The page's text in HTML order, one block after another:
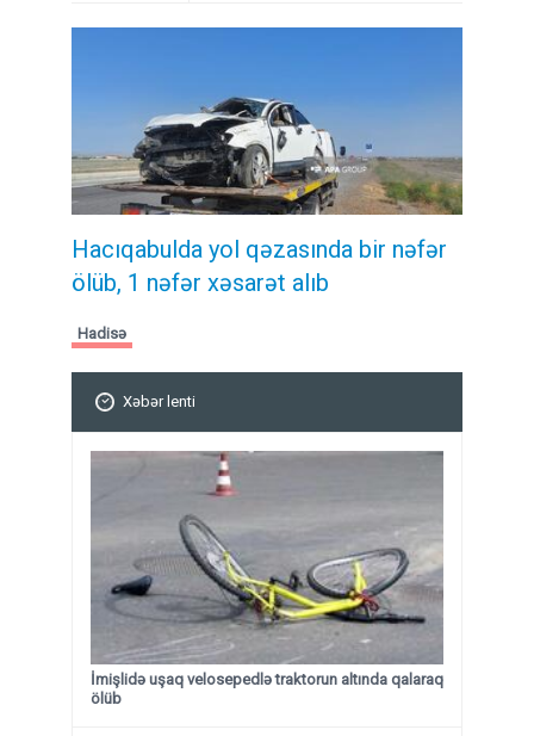
Hacıqabulda yol qəzasında bir nəfər
ölüb, 1 nəfər xəsarət alıb
Hadisə
Xəbər lenti
İmişlidə uşaq velosepedlə traktorun altında qalaraq
ölüb